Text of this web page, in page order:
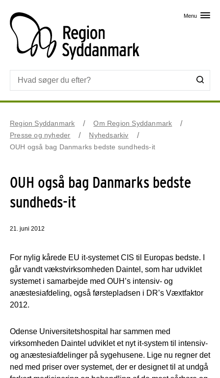
Menu
Region Syddanmark
Om Region Syddanmark
Presse og nyheder
Nyhedsarkiv
OUH også bag Danmarks bedste sundheds-it
OUH også bag Danmarks bedste
sundheds-it
21. juni 2012
For nylig kårede EU it-systemet CIS til Europas bedste. I
går vandt vækstvirksomheden Daintel, som har udviklet
systemet i samarbejde med OUH’s intensiv- og
anæstesiafdeling, også førstepladsen i DR’s Væxtfaktor
2012.
Odense Universitetshospital har sammen med
virksomheden Daintel udviklet et nyt it-system til intensiv-
og anæstesiafdelinger på sygehusene. Lige nu regner det
ned med priser over systemet, der er designet til at undgå